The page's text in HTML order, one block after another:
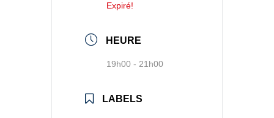
Expiré!
HEURE
19h00 - 21h00
LABELS